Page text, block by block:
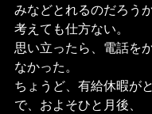
みなどとれるのだろうか
考えても仕方ない。
思い立ったら、電話を
なかった。
ちょうど、有給休暇が
で、およそひと月後、